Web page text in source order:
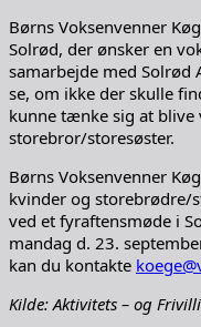
Børns Voksenvenner
Solrød, der ønsker en
samarbejde med Solrød
se, om ikke der skulle
kunne tænke sig at blive
storebror/storesøster.
Børns Voksenvenner
kvinder og storebrødre/
ved et fyraftensmøde i
mandag d. 23.
kan du kontakte
Kilde: Aktivitets – og